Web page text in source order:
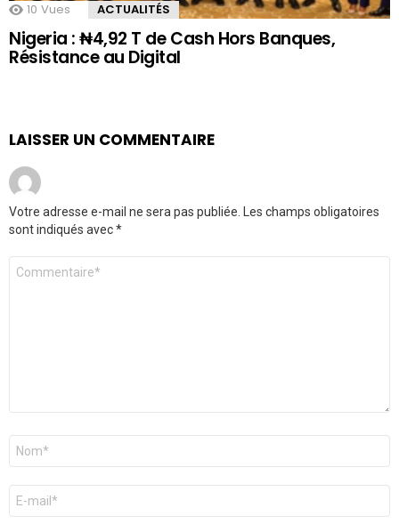
10 Vues ACTUALITÉS
Nigeria : ₦4,92 T de Cash Hors Banques,
Résistance au Digital
LAISSER UN COMMENTAIRE
Votre adresse e-mail ne sera pas publiée.
Les champs obligatoires
sont indiqués avec*
Commentaire
Nom
E-
mail
*